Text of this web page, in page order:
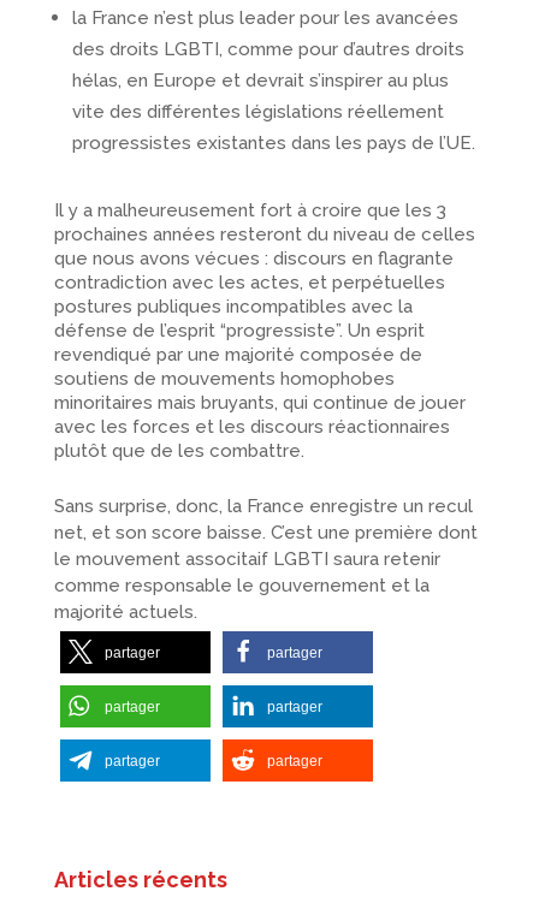
la France n’est plus leader pour les avancées
des droits LGBTI, comme pour d’autres droits
hélas, en Europe et devrait s’inspirer au plus
vite des différentes législations réellement
progressistes existantes dans les pays de l’UE.
Il y a malheureusement fort à croire que les 3
prochaines années resteront du niveau de celles
que nous avons vécues : discours en flagrante
contradiction avec les actes, et perpétuelles
postures publiques incompatibles avec la
défense de l’esprit “progressiste”. Un esprit
revendiqué par une majorité composée de
soutiens de mouvements homophobes
minoritaires mais bruyants, qui continue de jouer
avec les forces et les discours réactionnaires
plutôt que de les combattre.
Sans surprise, donc, la France enregistre un recul
net, et son score baisse. C’est une première dont
le mouvement associtaif LGBTI saura retenir
comme responsable le gouvernement et la
majorité actuels.
partager partager
partager partager
partager partager
Articles récents